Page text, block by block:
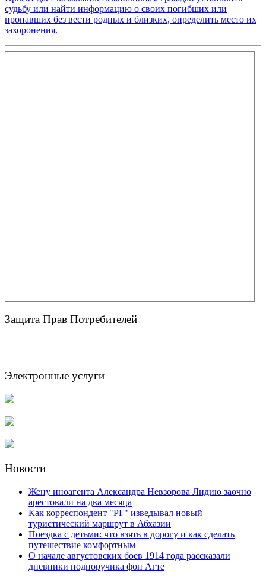
Защита Прав Потребителей
Электронные услуги
Новости
Жену иноагента Александра Невзорова Лидию заочно
арестовали на два месяца
Как корреспондент "РГ" изведывал новый
туристический маршрут в Абхазии
Поездка с детьми: что взять в дорогу и как сделать
путешествие комфортным
О начале августовских боев 1914 года рассказали
дневники подпоручика фон Агте